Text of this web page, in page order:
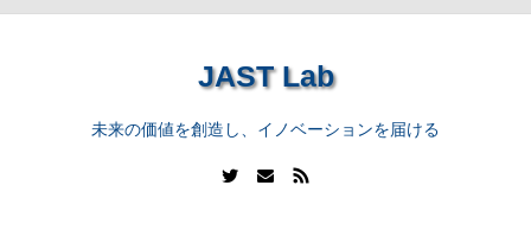
JAST Lab
未来の価値を創造し、イノベーションを届ける